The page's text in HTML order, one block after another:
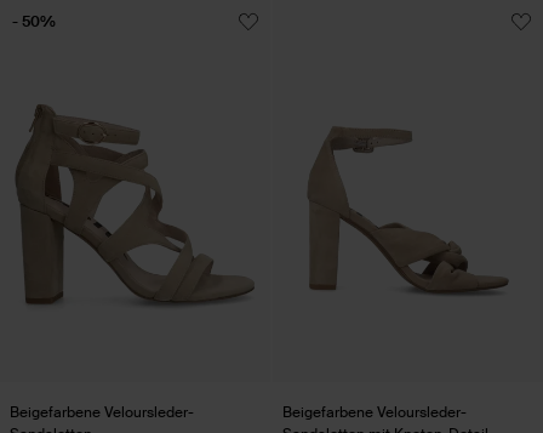
Beigefarbene Veloursleder-
- 50%
Beigefarbene Veloursleder-